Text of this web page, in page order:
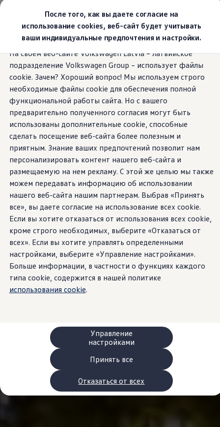
После того, как вы даете согласие на
использование cookies, веб-сайт будет учитывать
ваши индивидуальные предпочтения и настройки.
На своем веб-сайте Volkswagen Latvia – латвийское
подразделение Volkswagen Group – использует файлы
cookie. Зачем? Хороший вопрос! Мы используем строго
необходимые файлы cookie для обеспечения полной
функциональной работы сайта. Но с вашего
предварительно полученного согласия могут быть
использованы дополнительные cookie, способные
сделать посещение веб-сайта более полезным и
приятным. Знание ваших предпочтений позволит нам
персонализировать контент нашего веб-сайта и
размещаемую на нем рекламу. С этой же целью мы также
можем передавать информацию об использовании
нашего веб-сайта нашим партнерам. Выбрав «Принять
все», вы даете согласие на использование всех cookie.
Если вы хотите отказаться от использования всех cookie,
кроме строго необходимых, выберите «Отказаться от
всех». Если вы хотите управлять определенными
настройками, выберите «Управление настройками».
Больше информации, в частности о функциях каждого
типа cookie, содержится в нашей политике
использования cookie.
Принять все
Отказаться от всех
Управление
настройками
основному
содержанию
нижнему
колонтитулу
Выбери свой Volkswagen
Модельный ряд
Новый ID.Cross
Открой для себя семейство внедорожников
Предложения и услуги
Юбилейное предложение
Автомобильный онлайн-магазин Volkswagen
Обмен автомобилей
Лизинг Volkswagen
Гарантия
Бесплатная регистрация для вашего нового
Взаимодействие в сети простыми словами
VW Connect
Активация
Все службы
VW Connect для Вашего ID.
Обновления (Upgrades)
Car-Net
App-Connect
Fleet Interface Data
O Volkswagen
Получи больше
Владельцы и услуги
Сервис и запчасти
Преимущества Volkswagen
Техобслуживание
Ремонт и проверки
Моторное масло и технические жидкости
Колеса и шины
Помощь при авариях и поломках
Обслуживание автомобилей
Аксессуары
Персонализация
Настенная зарядная станция и кабели для
Важная информация для клиентов
Переработка и возврат продукции
Кампании по отзыву автомобилей
Предупредительные и контрольные
Обновления программного обеспечения
Обновления программного обеспечения для